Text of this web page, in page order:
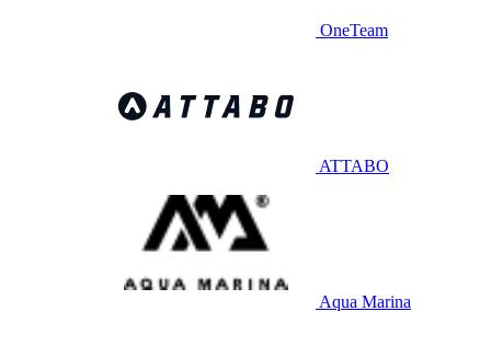
OneTeam
ATTABO
Aqua Marina